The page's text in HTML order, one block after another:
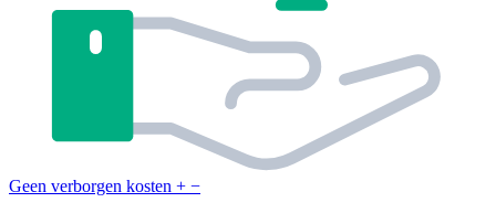
Geen verborgen kosten + −